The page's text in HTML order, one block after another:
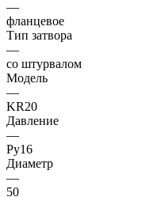
—
фланцевое
Тип затвора
—
со штурвалом
Модель
—
KR20
Давление
—
Ру16
Диаметр
—
50